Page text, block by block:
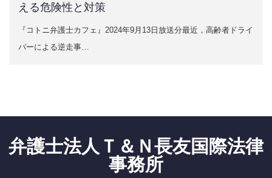
える危険性と対策
『コトニ弁護士カフェ』2024年9月13日放送分最近，高齢者ドライ
バーによる逆走事…
弁護士法人Ｔ＆Ｎ長友国際法律
事務所